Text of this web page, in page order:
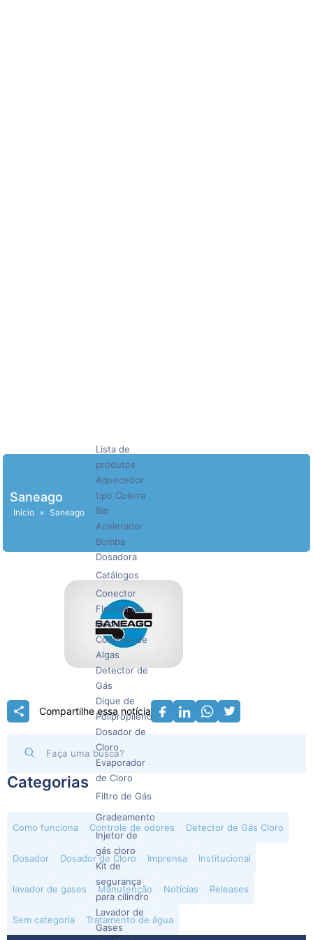
Lista de
produtos
Aquecedor
tipo Coleira
Bio
Acelerador
Bomba
Dosadora
Catálogos
Conector
Flexível de
Cobre
Controle de
Algas
Detector de
Gás
Dique de
Polipropileno
Dosador de
Cloro
Evaporador
de Cloro
Filtro de Gás
Gradeamento
Injetor de
gás cloro
Kit de
segurança
para cilindro
Lavador de
Gases
Saneago
Início » Saneago
Compartilhe essa notícia
Categorias
Como funciona Controle de odores Detector de Gás Cloro
Dosador Dosador de Cloro Imprensa Institucional
lavador de gases Manutenção Notícias Releases
Sem categoria Tratamento de água